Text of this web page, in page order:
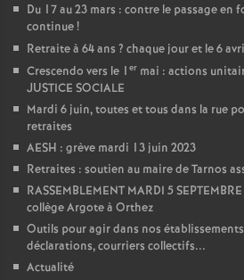
Du 17 au 23 mars : contre le passage en
continue!
Retraite à 64 ans ? chaque jour et le 6
Crescendo vers le 1 er mai : actions
JUSTICE SOCIALE
Mardi 6 juin, toutes et tous dans la rue
retraites
AESH : grève mardi 13 juin 2023
Retraites : soutien au maire de Tarnos
RASSEMBLEMENT MARDI 5
collège Argote à Orthez
Outils pour agir dans nos
déclarations, courriers collectifs...
Actualité